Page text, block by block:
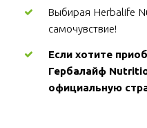
Выбирая Herbalife
самочувствие!
Если хотите
Гербалайф
официальную